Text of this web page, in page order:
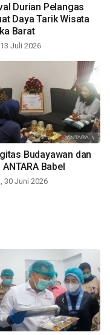
Durian Pelangas
Daya Tarik Wisata
Barat
Juli 2026
Budayawan dan
ANTARA Babel
30 Juni 2026